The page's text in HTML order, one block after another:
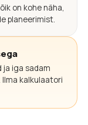
on kohe näha,
planeerimist.
ja iga sadam
kalkulaatori